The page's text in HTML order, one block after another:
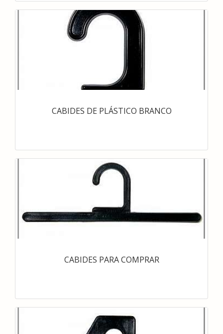
CABIDES DE PLÁSTICO BRANCO
CABIDES PARA COMPRAR